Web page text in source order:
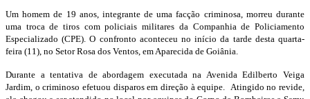
Um homem de 19 anos, integrante de uma facção criminosa, morreu durante
uma troca de tiros com policiais militares da Companhia de Policiamento
Especializado (CPE). O confronto aconteceu no início da tarde desta quarta-
feira (11), no Setor Rosa dos Ventos, em Aparecida de Goiânia.
Durante a tentativa de abordagem executada na Avenida Edilberto Veiga
Jardim, o criminoso efetuou disparos em direção à equipe. Atingido no revide,